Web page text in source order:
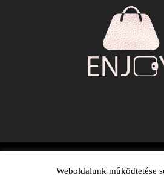
Weboldalunk működtetése